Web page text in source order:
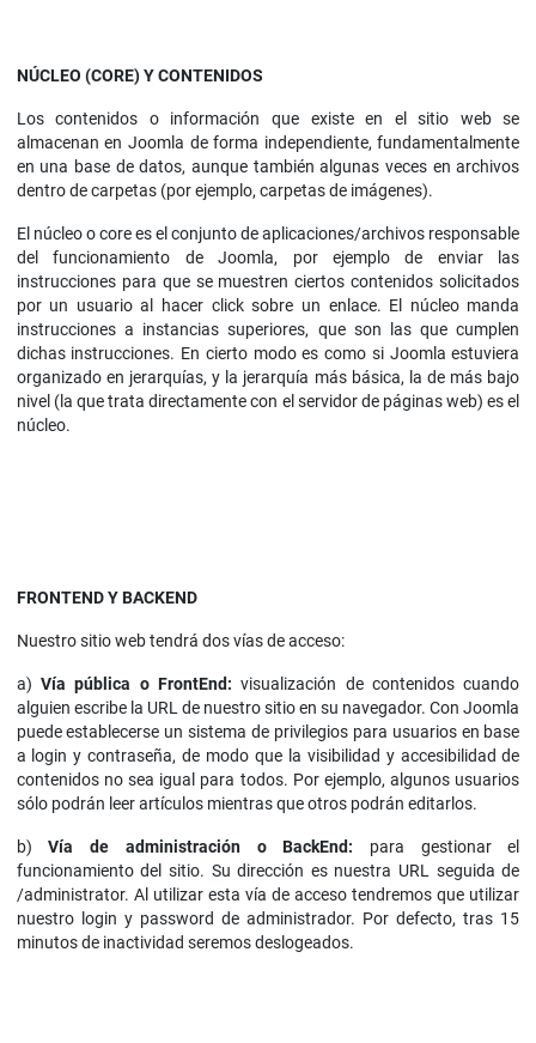
NÚCLEO (CORE) Y CONTENIDOS
Los contenidos o información que existe en el sitio web se
almacenan en Joomla de forma independiente, fundamentalmente
en una base de datos, aunque también algunas veces en archivos
dentro de carpetas (por ejemplo, carpetas de imágenes).
El núcleo o core es el conjunto de aplicaciones/archivos responsable
del funcionamiento de Joomla, por ejemplo de enviar las
instrucciones para que se muestren ciertos contenidos solicitados
por un usuario al hacer click sobre un enlace. El núcleo manda
instrucciones a instancias superiores, que son las que cumplen
dichas instrucciones. En cierto modo es como si Joomla estuviera
organizado en jerarquías, y la jerarquía más básica, la de más bajo
nivel (la que trata directamente con el servidor de páginas web) es el
núcleo.
FRONTEND Y BACKEND
Nuestro sitio web tendrá dos vías de acceso:
a) Vía pública o FrontEnd: visualización de contenidos cuando
alguien escribe la URL de nuestro sitio en su navegador. Con Joomla
puede establecerse un sistema de privilegios para usuarios en base
a login y contraseña, de modo que la visibilidad y accesibilidad de
contenidos no sea igual para todos. Por ejemplo, algunos usuarios
sólo podrán leer artículos mientras que otros podrán editarlos.
b) Vía de administración o BackEnd: para gestionar el
funcionamiento del sitio. Su dirección es nuestra URL seguida de
/administrator. Al utilizar esta vía de acceso tendremos que utilizar
nuestro login y password de administrador. Por defecto, tras 15
minutos de inactividad seremos deslogeados.